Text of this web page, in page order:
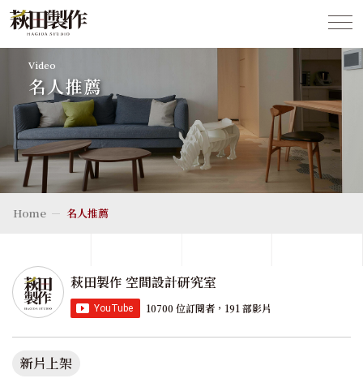
Video
名人推薦
Home 名人推薦
萩田製作 空間設計研究室
10700 位訂閱者，191 部影片
新片上架